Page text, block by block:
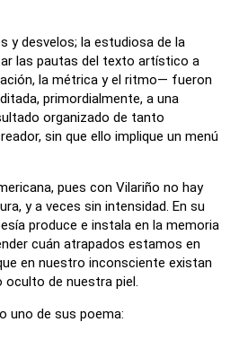
y desvelos; la estudiosa de la
las pautas del texto artístico a
la métrica y el ritmo— fueron
primordialmente, a una
organizado de tanto
sin que ello implique un menú
pues con Vilariño no hay
y a veces sin intensidad. En su
produce e instala en la memoria
cuán atrapados estamos en
en nuestro inconsciente existan
de nuestra piel.
uno de sus poema: